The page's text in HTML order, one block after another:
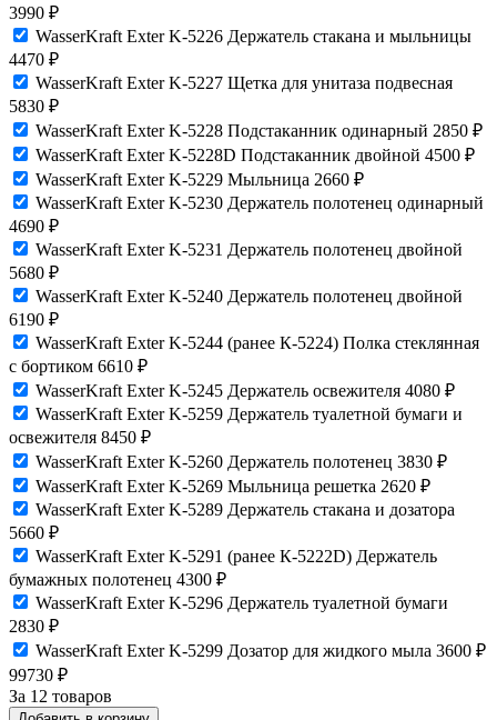
3990 ₽
WasserKraft Exter K-5226 Держатель стакана и мыльницы
4470 ₽
WasserKraft Exter K-5227 Щетка для унитаза подвесная
5830 ₽
WasserKraft Exter K-5228 Подстаканник одинарный 2850 ₽
WasserKraft Exter K-5228D Подстаканник двойной 4500 ₽
WasserKraft Exter K-5229 Мыльница 2660 ₽
WasserKraft Exter K-5230 Держатель полотенец одинарный
4690 ₽
WasserKraft Exter K-5231 Держатель полотенец двойной
5680 ₽
WasserKraft Exter K-5240 Держатель полотенец двойной
6190 ₽
WasserKraft Exter K-5244 (ранее К-5224) Полка стеклянная
с бортиком 6610 ₽
WasserKraft Exter K-5245 Держатель освежителя 4080 ₽
WasserKraft Exter K-5259 Держатель туалетной бумаги и
освежителя 8450 ₽
WasserKraft Exter K-5260 Держатель полотенец 3830 ₽
WasserKraft Exter K-5269 Мыльница решетка 2620 ₽
WasserKraft Exter K-5289 Держатель стакана и дозатора
5660 ₽
WasserKraft Exter K-5291 (ранее К-5222D) Держатель
бумажных полотенец 4300 ₽
WasserKraft Exter K-5296 Держатель туалетной бумаги
2830 ₽
WasserKraft Exter K-5299 Дозатор для жидкого мыла 3600 ₽
99730 ₽
За 12 товаров